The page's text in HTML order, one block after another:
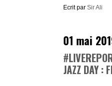
Ecrit par Sir Ali
01 mai
JAZZ DAY :